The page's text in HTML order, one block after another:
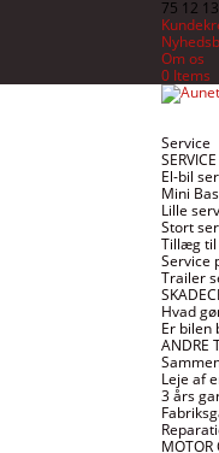
75 12
Om os
0 Items
Service
El-bil
Mini
Lille
Stort
Tillæg til
Service
Trailer
Hvad
Er bilen
ANDRE
Leje af
3 års
MOTOR